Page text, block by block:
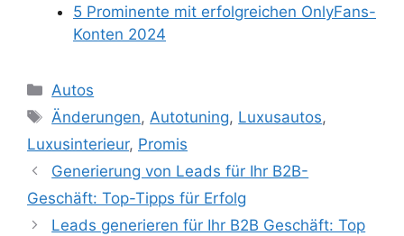
5 Prominente mit erfolgreichen OnlyFans-
Konten 2024
Categories
Autos
Tags
Änderungen,Autotuning, Luxusautos,
Luxusinterieur, Promis
Generierung von Leads für Ihr B2B-
Geschäft: Top-Tipps für Erfolg
Leads generieren für Ihr B2B Geschäft: Top